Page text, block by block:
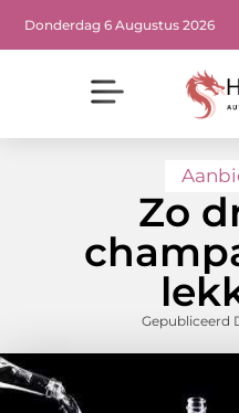
Donderdag 6 Augustus 2026
Zo
Gepubliceerd